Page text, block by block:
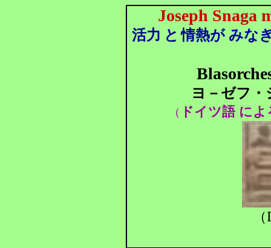
Joseph Snaga
活力 と 情熱が みな
ヨ－ゼフ・
（ ドイツ語 に
（